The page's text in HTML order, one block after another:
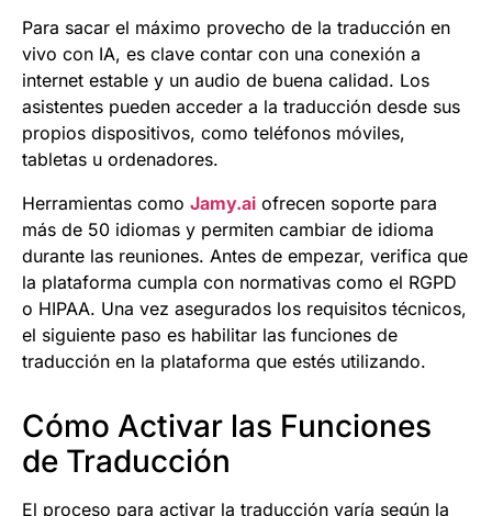
Para sacar el máximo provecho de la traducción en
vivo con IA, es clave contar con una conexión a
internet estable y un audio de buena calidad. Los
asistentes pueden acceder a la traducción desde sus
propios dispositivos, como teléfonos móviles,
tabletas u ordenadores.
Herramientas como Jamy.ai ofrecen soporte para
más de 50 idiomas y permiten cambiar de idioma
durante las reuniones. Antes de empezar, verifica que
la plataforma cumpla con normativas como el RGPD
o HIPAA. Una vez asegurados los requisitos técnicos,
el siguiente paso es habilitar las funciones de
traducción en la plataforma que estés utilizando.
Cómo Activar las Funciones
de Traducción
El proceso para activar la traducción varía según la